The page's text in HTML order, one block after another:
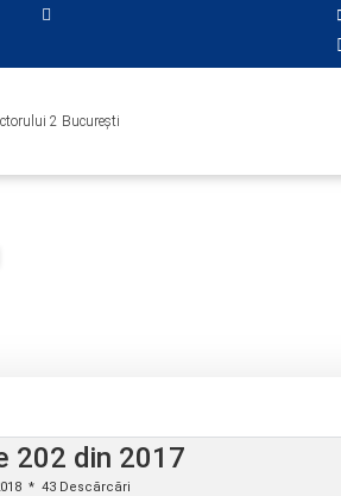
202 din 2017
43 Descărcări